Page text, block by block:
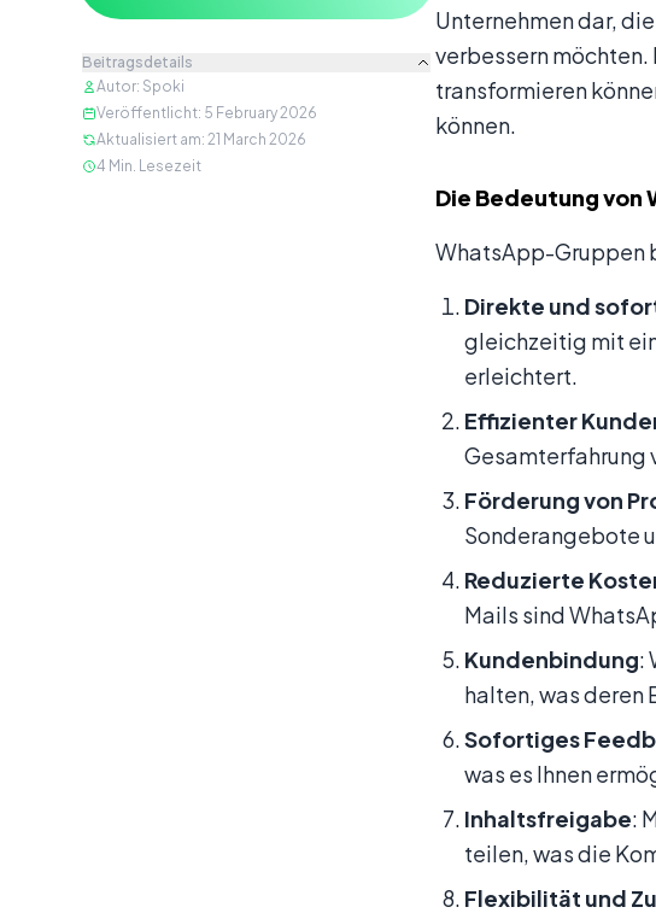
Beitragsdetails
Autor: Spoki
Veröffentlicht: 5 February 2026
Aktualisiert am: 21 March 2026
4 Min. Lesezeit
Unternehmen dar,
verbessern
transformieren
können.
Die Bedeutung
WhatsApp-Gruppen
Direkte und
gleichzeitig mit
erleichtert.
Effizienter
Gesamterfahrung
Förderung von
Sonderangebote
Reduzierte
Mails sind
Kundenbindung:
halten, was deren
Sofortiges
was es Ihnen
Inhaltsfreigabe:
teilen, was die
Flexibilität und